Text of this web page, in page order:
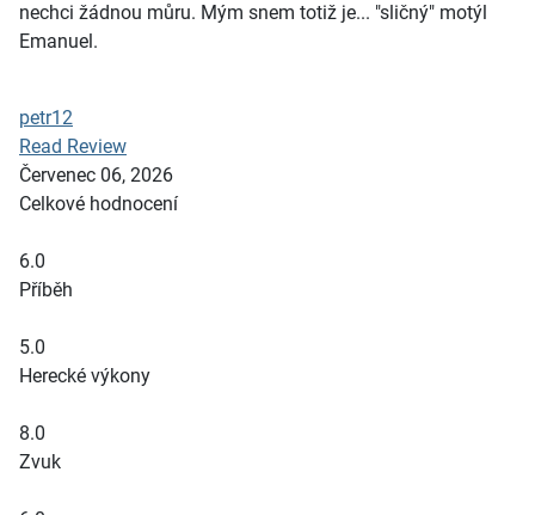
nechci žádnou můru. Mým snem totiž je... "sličný" motýl
Emanuel.
petr12
Read Review
Červenec 06, 2026
Celkové hodnocení
6.0
Příběh
5.0
Herecké výkony
8.0
Zvuk